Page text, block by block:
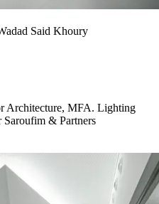
Said Khoury
Architecture, MFA. Lighting
& Partners